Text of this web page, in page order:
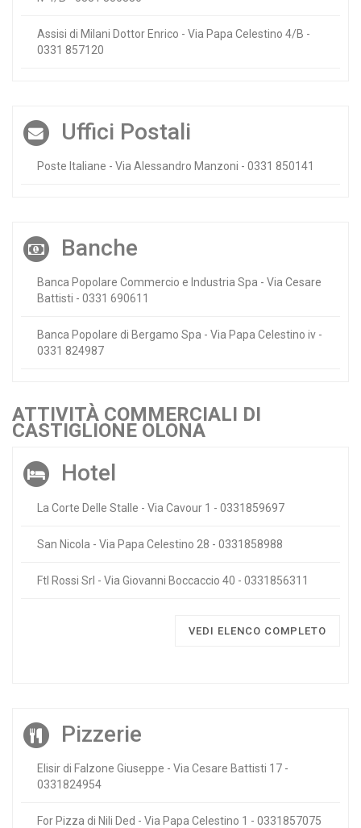
Assisi di Milani Dottor Enrico - Via Papa Celestino 4/B -
0331 857120
Uffici Postali
Poste Italiane - Via Alessandro Manzoni - 0331 850141
Banche
Banca Popolare Commercio e Industria Spa - Via Cesare
Battisti - 0331 690611
Banca Popolare di Bergamo Spa - Via Papa Celestino iv -
0331 824987
ATTIVITÀ COMMERCIALI DI
CASTIGLIONE OLONA
Hotel
La Corte Delle Stalle - Via Cavour 1 - 0331859697
San Nicola - Via Papa Celestino 28 - 0331858988
Ftl Rossi Srl - Via Giovanni Boccaccio 40 - 0331856311
VEDI ELENCO COMPLETO
Pizzerie
Elisir di Falzone Giuseppe - Via Cesare Battisti 17 -
0331824954
For Pizza di Nili Ded - Via Papa Celestino 1 - 0331857075